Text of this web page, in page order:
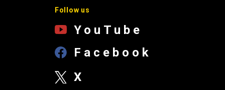
Follow us
YouTube
Facebook
X